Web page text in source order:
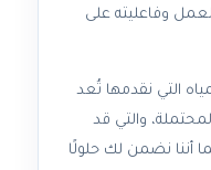
وفاعليته على
التي نقدمها تُعد
والتي قد
أننا نضمن لك حلولًا